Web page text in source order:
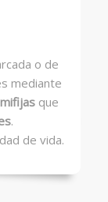
o de
mediante
que
.
de vida.